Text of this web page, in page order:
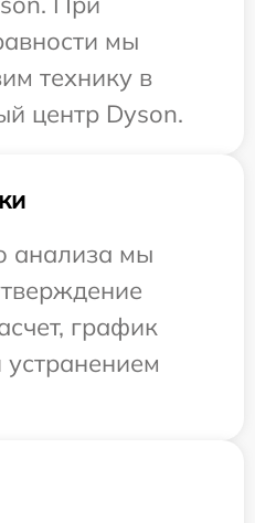
мы
технику в
центр Dyson.
анализа мы
график